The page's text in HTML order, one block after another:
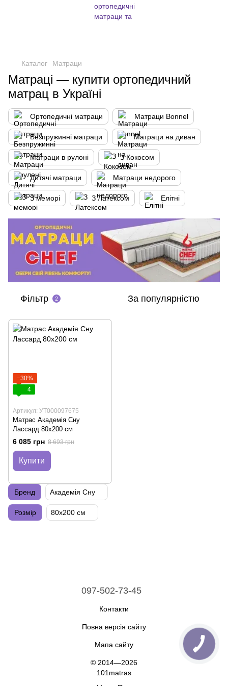
Каталог Матраци
Матраці — купити ортопедичний
матрац в Україні
Ортопедичні матраци Матраци Bonnel
Безпружинні матраци Матраци на диван
Матраци в рулоні З Кокосом
Дитячі матраци Матраци недорого
З меморі З Латексом Елітні
Фільтр 2 За популярністю
−30%
4
Артикул: УТ000097675
Матрас Академія Сну
Лассард 80х200 см
6 085 грн 8 693 грн
Купити
Бренд Академія Сну
Розмір 80х200 см
097-502-73-45
Контакти
Повна версія сайту
Мапа сайту
© 2014—2026
101matras